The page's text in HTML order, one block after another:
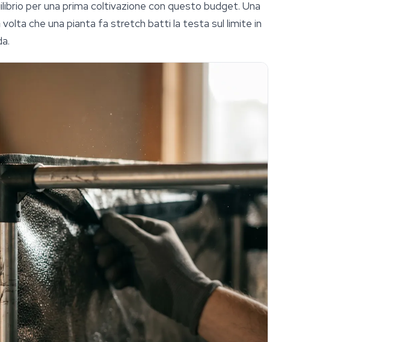
per una prima coltivazione con questo budget. Una
che una pianta fa stretch batti la testa sul limite in